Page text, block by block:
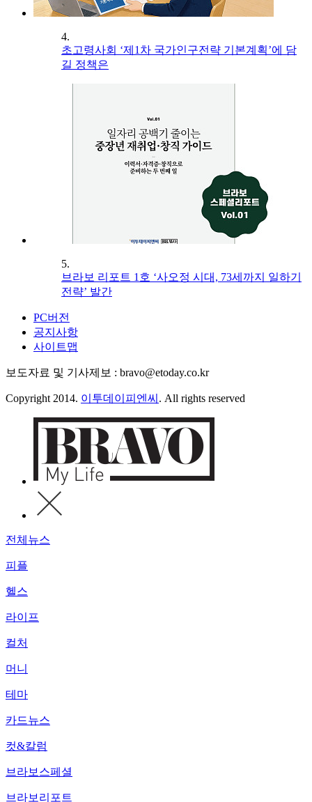
4.
초고령사회 ‘제1차 국가인구전략 기본계획’에 담
길 정책은
5.
브라보 리포트 1호 ‘사오정 시대, 73세까지 일하기
전략’ 발간
PC버전
공지사항
사이트맵
보도자료 및 기사제보 : bravo@etoday.co.kr
Copyright 2014. 이투데이피엔씨 . All rights reserved
전체뉴스
피플
헬스
라이프
컬처
머니
테마
카드뉴스
컷&칼럼
브라보스페셜
브라보리포트